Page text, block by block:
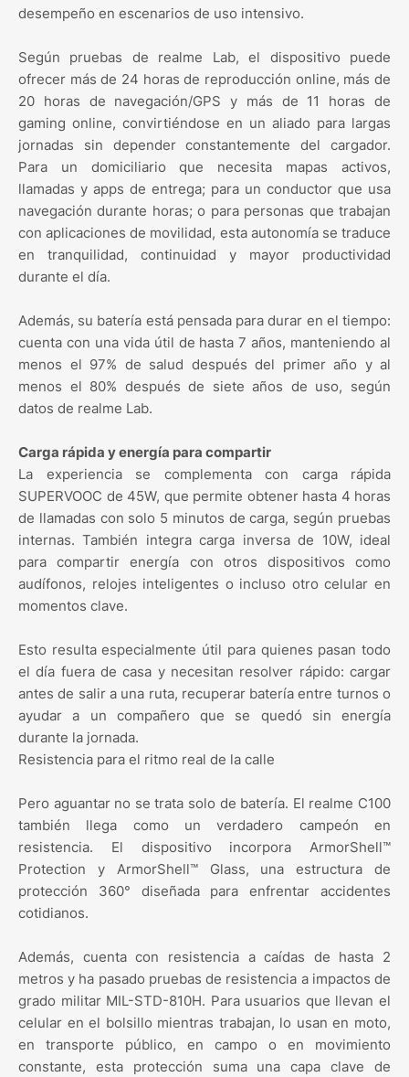
desempeño en escenarios de uso intensivo.
Según pruebas de realme Lab, el dispositivo puede
ofrecer más de 24 horas de reproducción online, más de
20 horas de navegación/GPS y más de 11 horas de
gaming online, convirtiéndose en un aliado para largas
jornadas sin depender constantemente del cargador.
Para un domiciliario que necesita mapas activos,
llamadas y apps de entrega; para un conductor que usa
navegación durante horas; o para personas que trabajan
con aplicaciones de movilidad, esta autonomía se traduce
en tranquilidad, continuidad y mayor productividad
durante el día.
Además, su batería está pensada para durar en el tiempo:
cuenta con una vida útil de hasta 7 años, manteniendo al
menos el 97% de salud después del primer año y al
menos el 80% después de siete años de uso, según
datos de realme Lab.
Carga rápida y energía para compartir
La experiencia se complementa con carga rápida
SUPERVOOC de 45W, que permite obtener hasta 4 horas
de llamadas con solo 5 minutos de carga, según pruebas
internas. También integra carga inversa de 10W, ideal
para compartir energía con otros dispositivos como
audífonos, relojes inteligentes o incluso otro celular en
momentos clave.
Esto resulta especialmente útil para quienes pasan todo
el día fuera de casa y necesitan resolver rápido: cargar
antes de salir a una ruta, recuperar batería entre turnos o
ayudar a un compañero que se quedó sin energía
durante la jornada.
Resistencia para el ritmo real de la calle
Pero aguantar no se trata solo de batería. El realme C100
también llega como un verdadero campeón en
resistencia. El dispositivo incorpora ArmorShell™
Protection y ArmorShell™ Glass, una estructura de
protección 360° diseñada para enfrentar accidentes
cotidianos.
Además, cuenta con resistencia a caídas de hasta 2
metros y ha pasado pruebas de resistencia a impactos de
grado militar MIL-STD-810H. Para usuarios que llevan el
celular en el bolsillo mientras trabajan, lo usan en moto,
en transporte público, en campo o en movimiento
constante, esta protección suma una capa clave de